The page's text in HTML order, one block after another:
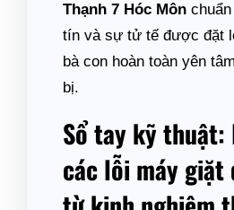
Thạnh 7 Hóc Môn
tín và sự tử tế được đặt
bà con hoàn toàn yên
bị.
Sổ tay kỹ thuật:
các lỗi máy giặt